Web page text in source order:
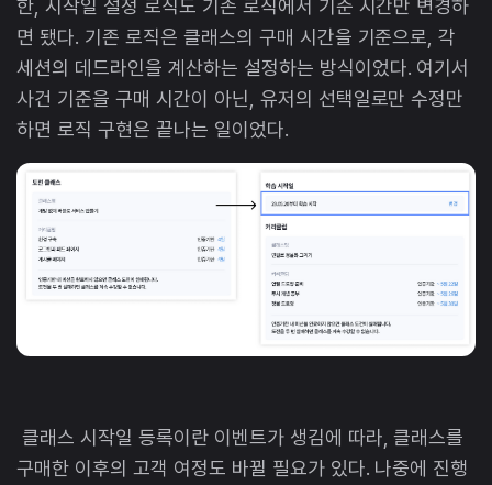
한, 시작일 설정 로직도 기존 로직에서 기준 시간만 변경하
면 됐다. 기존 로직은 클래스의 구매 시간을 기준으로, 각
세션의 데드라인을 계산하는 설정하는 방식이었다. 여기서
사건 기준을 구매 시간이 아닌, 유저의 선택일로만 수정만
하면 로직 구현은 끝나는 일이었다.
클래스 시작일 등록이란 이벤트가 생김에 따라, 클래스를
구매한 이후의 고객 여정도 바뀔 필요가 있다. 나중에 진행